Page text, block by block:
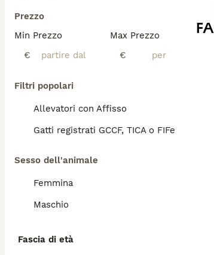
Prezzo
Min Prezzo
€
Max Prezzo
€
Filtri popolari
Allevatori con Affisso
Gatti registrati GCCF, TICA o FIFe
Sesso dell'animale
Femmina
Maschio
Fascia di età